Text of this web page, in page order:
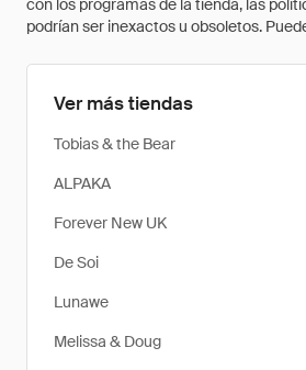
con los programas de la tienda, las
podrían ser inexactos u obsoletos.
Ver más tiendas
Tobias & the Bear
ALPAKA
Forever New UK
De Soi
Lunawe
Melissa & Doug